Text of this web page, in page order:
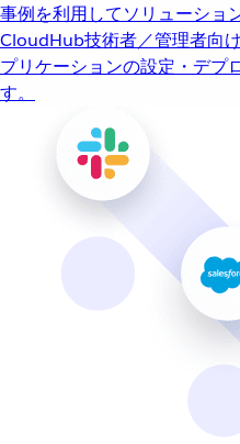
事例を利用してソリューショ
CloudHub技術者／管理者向
プリケーションの設定・デプ
す。